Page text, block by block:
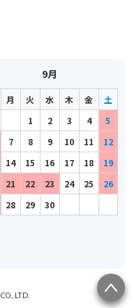
9月
月 火 水 木 金
土
1
2 3 4
5
7 8 9 10 11
12
14 15 16 17 18
19
21 22 23 24 25
26
28 29 30
LTD.